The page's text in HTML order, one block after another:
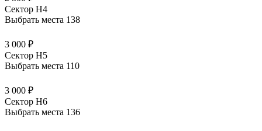
Сектор H4
Выбрать места 138
3 000 ₽
Сектор H5
Выбрать места 110
3 000 ₽
Сектор H6
Выбрать места 136